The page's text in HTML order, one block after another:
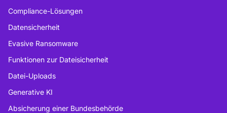
Compliance-Lösungen
Datensicherheit
Evasive Ransomware
Funktionen zur Dateisicherheit
Datei-Uploads
Generative KI
Absicherung einer Bundesbehörde